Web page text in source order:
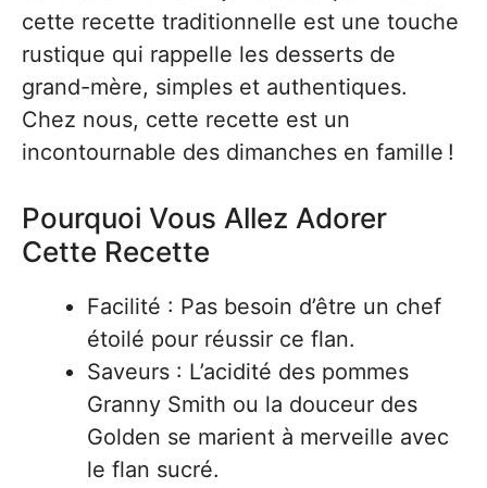
cette recette traditionnelle est une touche
rustique qui rappelle les desserts de
grand-mère, simples et authentiques.
Chez nous, cette recette est un
incontournable des dimanches en famille !
Pourquoi Vous Allez Adorer
Cette Recette
Facilité : Pas besoin d’être un chef
étoilé pour réussir ce flan.
Saveurs : L’acidité des pommes
Granny Smith ou la douceur des
Golden se marient à merveille avec
le flan sucré.